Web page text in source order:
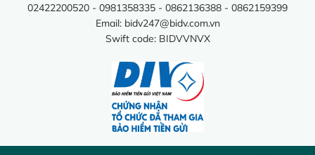
02422200520 - 0981358335 - 0862136388 - 0862159399
Email: bidv247@bidv.com.vn
Swift code: BIDVVNVX